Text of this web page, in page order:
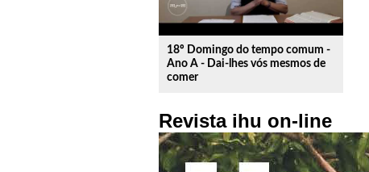
18º Domingo do tempo comum -
Ano A - Dai-lhes vós mesmos de
comer
Revista ihu on-line